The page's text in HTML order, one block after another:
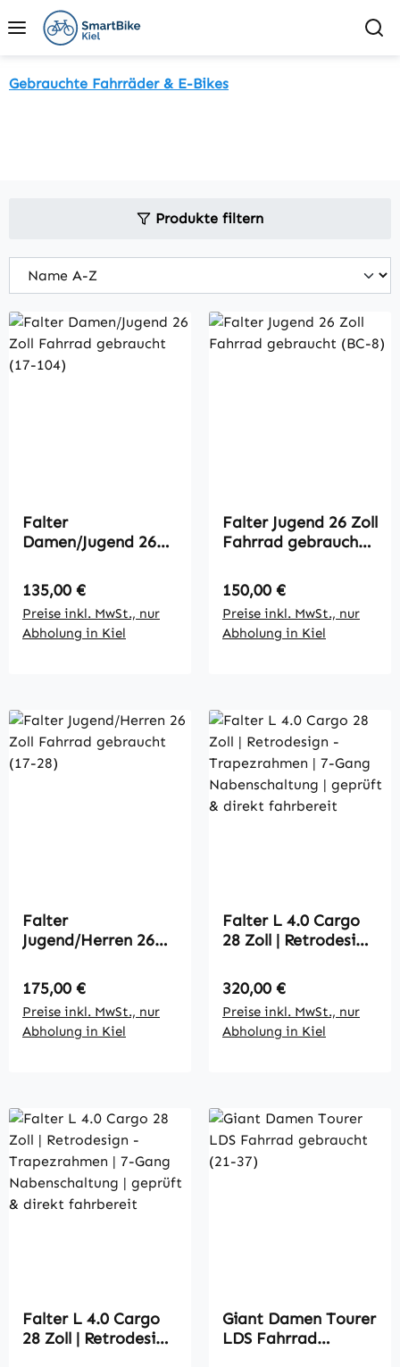
Zum Hauptinhalt springen
Gebrauchte Fahrräder & E-Bikes
Produkte filtern
Falter
Damen/Jugend 26
gebraucht (17-104)
Regulärer Preis:
135,00 €
Preise inkl. MwSt., nur
Abholung in Kiel
Falter Jugend 26 Zoll
Fahrrad gebraucht
Regulärer Preis:
150,00 €
Preise inkl. MwSt., nur
Abholung in Kiel
Falter
Jugend/Herren 26
gebraucht (17-28)
Regulärer Preis:
175,00 €
Preise inkl. MwSt., nur
Abholung in Kiel
Falter L 4.0 Cargo
28 Zoll | Retrodesign
Gang
Nabenschaltung |
geprüft & direkt
fahrbereit
Regulärer Preis:
320,00 €
Preise inkl. MwSt., nur
Abholung in Kiel
Falter L 4.0 Cargo
28 Zoll | Retrodesign
Giant Damen Tourer
LDS Fahrrad